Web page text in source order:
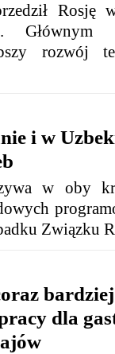
Rosję
Głównym
rozwój
i w
w oby
Związku
dla